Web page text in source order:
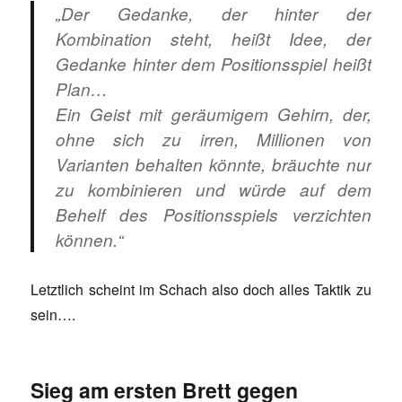
„Der Gedanke, der hinter der
Kombination steht, heißt Idee, der
Gedanke hinter dem Positionsspiel heißt
Plan…
Ein Geist mit geräumigem Gehirn, der,
ohne sich zu irren, Millionen von
Varianten behalten könnte, bräuchte nur
zu kombinieren und würde auf dem
Behelf des Positionsspiels verzichten
können.“
Letztlich scheint im Schach also doch alles Taktik zu
sein….
Sieg am ersten Brett gegen